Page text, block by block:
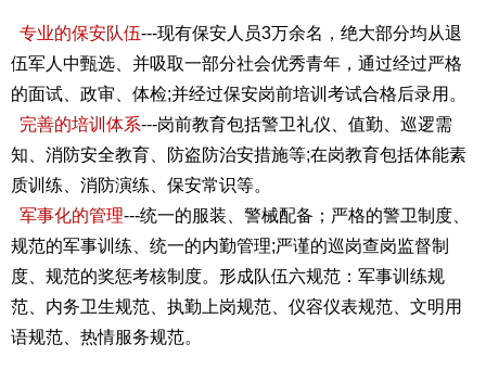
专业的保安队伍---现有保安人员3万余名，绝大部分均从退
伍军人中甄选、并吸取一部分社会优秀青年，通过经过严格
的面试、政审、体检;并经过保安岗前培训考试合格后录用。
完善的培训体系---岗前教育包括警卫礼仪、值勤、巡逻需
知、消防安全教育、防盗防治安措施等;在岗教育包括体能素
质训练、消防演练、保安常识等。
军事化的管理---统一的服装、警械配备；严格的警卫制度、
规范的军事训练、统一的内勤管理;严谨的巡岗查岗监督制
度、规范的奖惩考核制度。形成队伍六规范：军事训练规
范、内务卫生规范、执勤上岗规范、仪容仪表规范、文明用
语规范、热情服务规范。